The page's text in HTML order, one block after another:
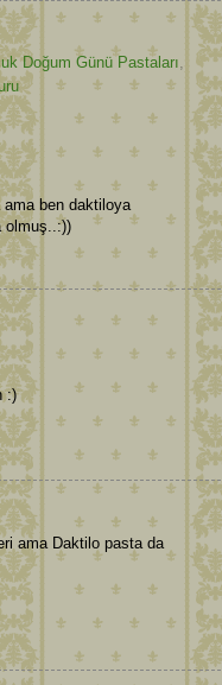
Doğum Günü Pastaları,
ama ben daktiloya
olmuş..:))
:)
ama Daktilo pasta da